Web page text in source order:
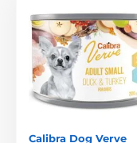
Calibra Dog Verve